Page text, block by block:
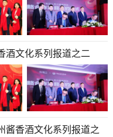
酒文化系列报道之二
酱香酒文化系列报道之